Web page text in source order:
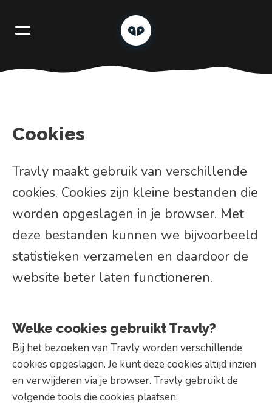
Cookies
Travly maakt gebruik van verschillende
cookies. Cookies zijn kleine bestanden die
worden opgeslagen in je browser. Met
deze bestanden kunnen we bijvoorbeeld
statistieken verzamelen en daardoor de
website beter laten functioneren.
Welke cookies gebruikt Travly?
Bij het bezoeken van Travly worden verschillende
cookies opgeslagen. Je kunt deze cookies altijd inzien
en verwijderen via je browser. Travly gebruikt de
volgende tools die cookies plaatsen: